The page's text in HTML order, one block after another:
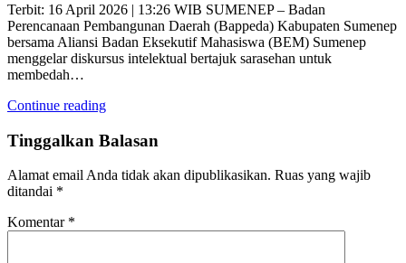
Terbit: 16 April 2026 | 13:26 WIB SUMENEP – Badan
Perencanaan Pembangunan Daerah (Bappeda) Kabupaten Sumenep
bersama Aliansi Badan Eksekutif Mahasiswa (BEM) Sumenep
menggelar diskursus intelektual bertajuk sarasehan untuk
membedah…
Continue reading
Tinggalkan Balasan
Alamat email Anda tidak akan dipublikasikan. Ruas yang wajib
ditandai *
Komentar *